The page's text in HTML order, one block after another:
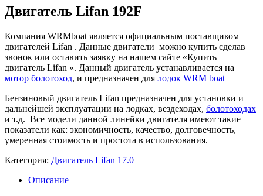
Двигатель Lifan 192F
Компания WRMboat является официальным поставщиком
двигателей Lifan . Данные двигатели можно купить сделав
звонок или оставить заявку на нашем сайте «Купить
двигатель Lifan «. Данный двигатель устанавливается на
мотор болотоход, и предназначен для лодок WRM boat
Бензиновый двигатель Lifan предназначен для установки и
дальнейшей эксплуатации на лодках, вездеходах, болотоходах
и т.д. Все модели данной линейки двигателя имеют такие
показатели как: экономичность, качество, долговечность,
умеренная стоимость и простота в использования.
Категория: Двигатель Lifan 17.0
Описание